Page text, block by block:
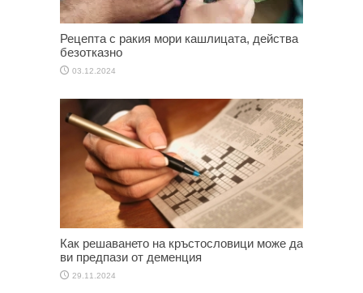
Рецепта с ракия мори кашлицата, действа
безотказно
03.12.2024
Как решаването на кръстословици може да
ви предпази от деменция
29.11.2024